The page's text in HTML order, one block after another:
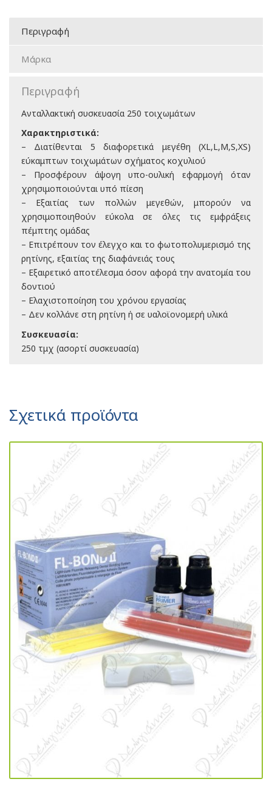
Περιγραφή
Μάρκα
Περιγραφή
Ανταλλακτική συσκευασία 250 τοιχωμάτων
Χαρακτηριστικά:
– Διατίθενται 5 διαφορετικά μεγέθη (XL,L,M,S,XS)
εύκαμπτων τοιχωμάτων σχήματος κοχυλιού
– Προσφέρουν άψογη υπο-ουλική εφαρμογή όταν
χρησιμοποιούνται υπό πίεση
– Εξαιτίας των πολλών μεγεθών, μπορούν να
χρησιμοποιηθούν εύκολα σε όλες τις εμφράξεις
πέμπτης ομάδας
– Επιτρέπουν τον έλεγχο και το φωτοπολυμερισμό της
ρητίνης, εξαιτίας της διαφάνειάς τους
– Εξαιρετικό αποτέλεσμα όσον αφορά την ανατομία του
δοντιού
– Ελαχιστοποίηση του χρόνου εργασίας
– Δεν κολλάνε στη ρητίνη ή σε υαλοϊονομερή υλικά
Συσκευασία:
250 τμχ (ασορτί συσκευασία)
Σχετικά προϊόντα